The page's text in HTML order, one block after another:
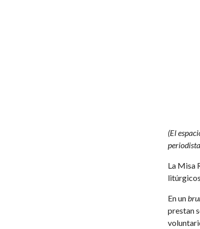
(El
La Misa
En un
prestan